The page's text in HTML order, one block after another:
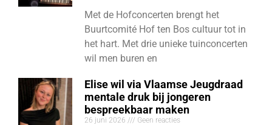
Met de Hofconcerten brengt het
Buurtcomité Hof ten Bos cultuur tot in
het hart. Met drie unieke tuinconcerten
wil men buren en
Elise wil via Vlaamse Jeugdraad
mentale druk bij jongeren
bespreekbaar maken
26 juni 2026 Geen reacties